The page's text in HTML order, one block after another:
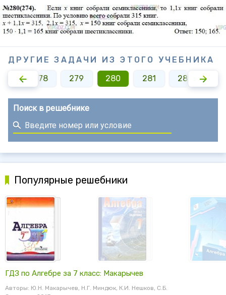
ДРУГИЕ ЗАДАЧИ ИЗ ЭТОГО УЧЕБНИКА
278 279 280 281 282
Поиск в решебнике
Популярные решебники
ГДЗ по Алгебре за 7 класс: Макарычев
Авторы: Ю.Н. Макарычев, Н.Г. Миндюк, К.И. Нешков, С.Б.